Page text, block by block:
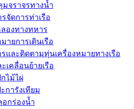
จราจรทางน้ำ
จัดการท่าเรือ
องทางทหาร
ายการเดินเรือ
และติดตามทุ่นเครื่องหมายทางเรือ
เคลื่อนย้ายเรือ
ไม้ไผ่
การังเทียม
กร่องน้ำ